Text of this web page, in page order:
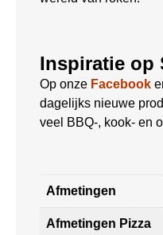
Inspiratie op
Op onze Facebook
dagelijks nieuwe
veel BBQ-, kook- en
Afmetingen
Afmetingen Pizza